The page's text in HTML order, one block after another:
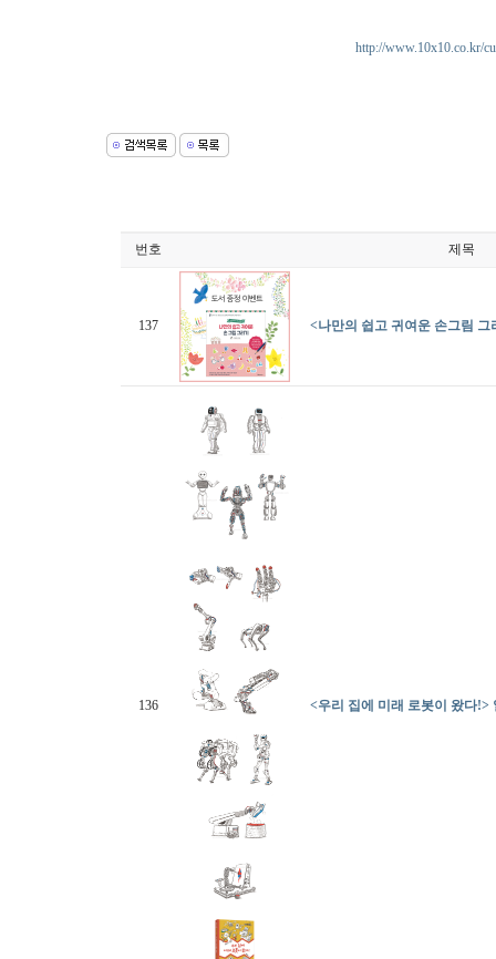
http://www.10x10.co.kr/
번호 제목
137 <나만의 쉽고 귀여운 손그림
136 <우리 집에 미래 로봇이 왔다!>